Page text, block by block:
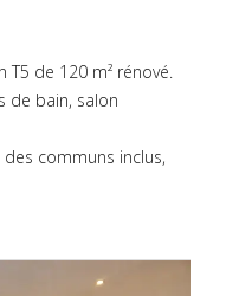
de 120 m² rénové.
de bain, salon
communs inclus,